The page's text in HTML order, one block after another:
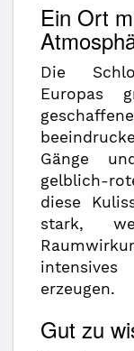
Ein Ort
Die
Europas
Gänge
gelblich-
diese
stark,
erzeugen.
Gut zu